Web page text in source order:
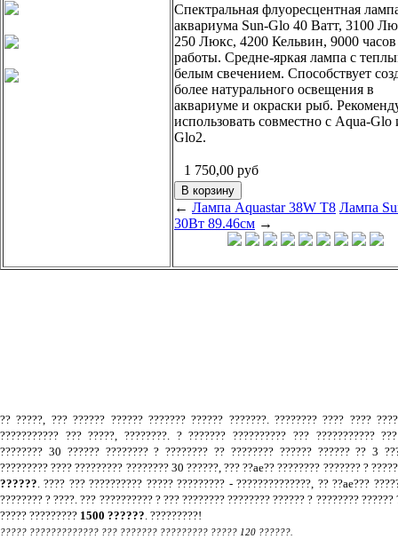
Спектральная флуоресцентная
аквариума Sun-Glo 40 Ватт, 3100
250 Люкс, 4200 Кельвин, 9000 часов
работы. Средне-яркая лампа с
белым свечением. Способствует
более натурального освещения в
аквариуме и окраски рыб.
использовать совместно с Aqua-
Glo2.
1 750,00 руб
← Лампа Aquastar 38W Т8 Лампа
30Вт 89.46см →
?? ?????, ??? ?????? ?????? ??????? ?????? ???????. ???????? ???? ????
??????????? ??? ?????, ????????. ? ??????? ?????????? ??? ???????????
???????? 30 ?????? ???????? ? ???????? ?? ???????? ?????? ?????? ?? 3
????????? ???? ????????? ???????? 30 ??????, ??? ??ae?? ???????? ??????? ?
??????. ???? ??? ?????????? ????? ????????? - ??????????????, ?? ??ae???
???????? ? ????. ??? ?????????? ? ??? ???????? ???????? ?????? ? ???????? ??????
????? ????????? 1500 ??????. ?????????!
????? ????????????? ??? ??????? ????????? ????? 120 ??????.